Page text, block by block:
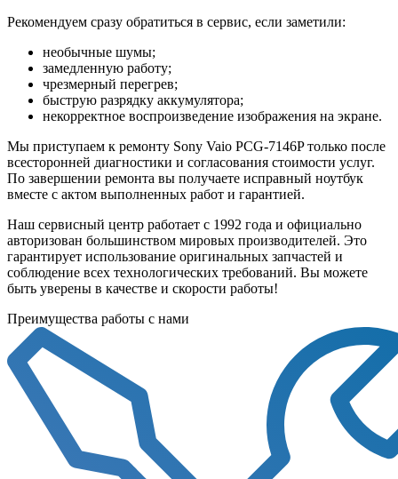
Рекомендуем сразу обратиться в сервис, если заметили:
необычные шумы;
замедленную работу;
чрезмерный перегрев;
быструю разрядку аккумулятора;
некорректное воспроизведение изображения на экране.
Мы приступаем к ремонту Sony Vaio PCG-7146P только после
всесторонней диагностики и согласования стоимости услуг.
По завершении ремонта вы получаете исправный ноутбук
вместе с актом выполненных работ и гарантией.
Наш сервисный центр работает с 1992 года и официально
авторизован большинством мировых производителей. Это
гарантирует использование оригинальных запчастей и
соблюдение всех технологических требований. Вы можете
быть уверены в качестве и скорости работы!
Преимущества работы с нами